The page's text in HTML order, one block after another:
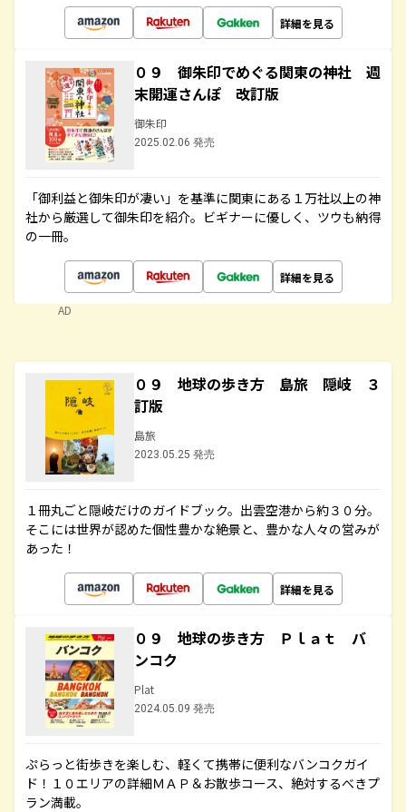
詳細を見る
０９ 御朱印でめぐる関東の神社 週
末開運さんぽ 改訂版
御朱印
2025.02.06 発売
「御利益と御朱印が凄い」を基準に関東にある１万社以上の神
社から厳選して御朱印を紹介。ビギナーに優しく、ツウも納得
の一冊。
詳細を見る
AD
０９ 地球の歩き方 島旅 隠岐 ３
訂版
島旅
2023.05.25 発売
１冊丸ごと隠岐だけのガイドブック。出雲空港から約３０分。
そこには世界が認めた個性豊かな絶景と、豊かな人々の営みが
あった！
詳細を見る
０９ 地球の歩き方 Ｐｌａｔ バ
ンコク
Plat
2024.05.09 発売
ぷらっと街歩きを楽しむ、軽くて携帯に便利なバンコクガイ
ド！１０エリアの詳細ＭＡＰ＆お散歩コース、絶対するべきプ
ラン満載。